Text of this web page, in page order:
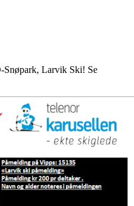
Snøpark, Larvik Ski! Se